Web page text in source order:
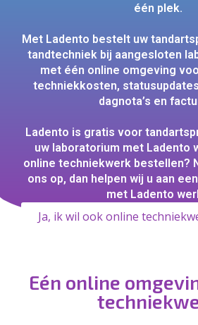
één plek.
Met Ladento bestelt uw
tandtechniek bij aangesloten
met één online omgeving
techniekkosten,
dagnota’s en
Ladento is gratis voor
uw laboratorium met Ladento
online techniekwerk bestellen?
ons op, dan helpen wij u aan
met Ladento
Ja, ik wil ook online
Eén online